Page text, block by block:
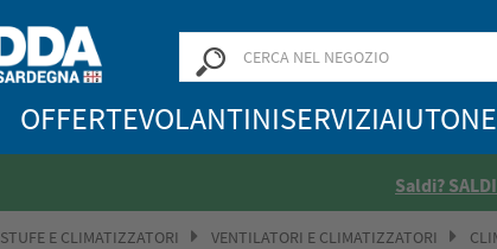
OFFERTEVOLANTINISERVIZIAIUTO
Saldi?
STUFE E CLIMATIZZATORI VENTILATORI E CLIMATIZZATORI